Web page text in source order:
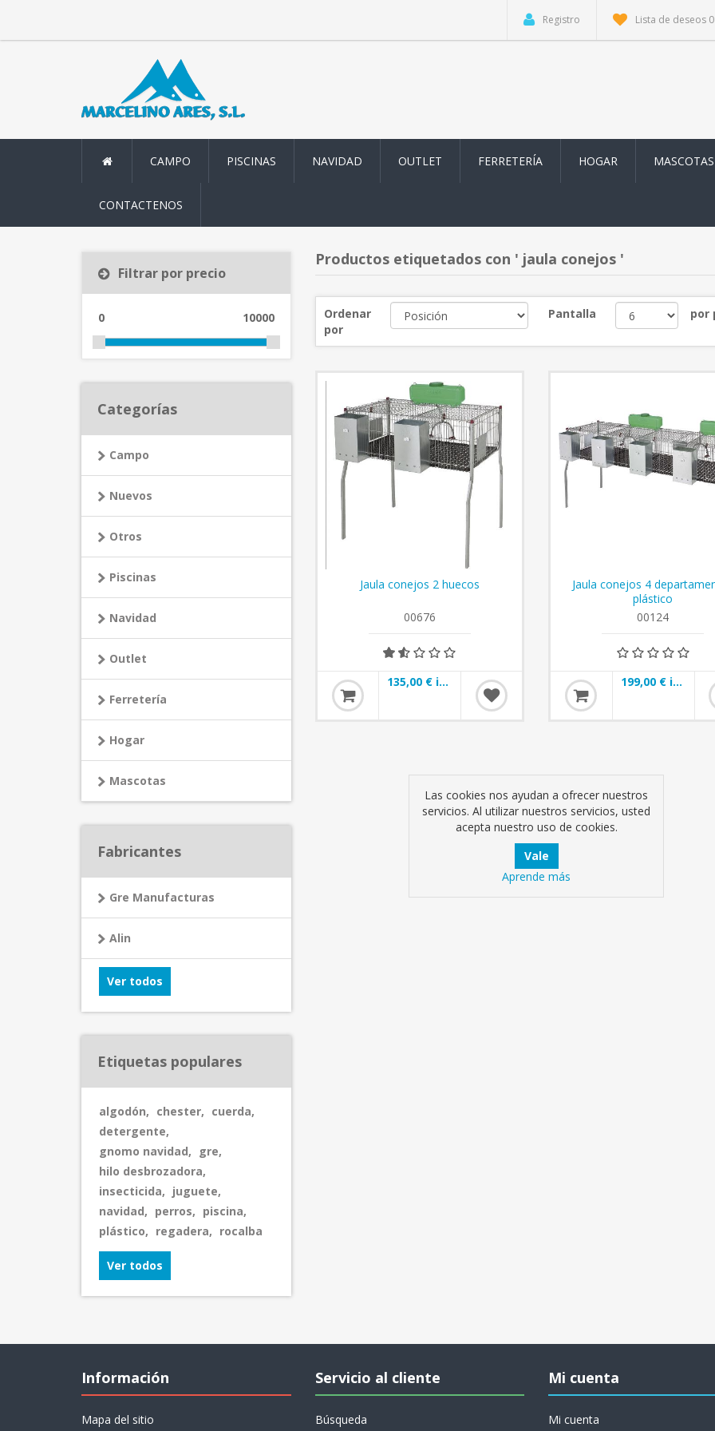
Registro Lista de deseos 0
CAMPO PISCINAS NAVIDAD OUTLET FERRETERÍA HOGAR MASCOTAS
CONTACTENOS
Productos etiquetados con ' jaula conejos '
Ordenar
por
Pantalla por
Jaula conejos 2 huecos
00676
135,00 € incl impuestos
Jaula conejos 4
plástico
00124
199,00 € incl impuestos
Filtrar por precio
0 10000
Categorías
Campo
Nuevos
Otros
Piscinas
Navidad
Outlet
Ferretería
Hogar
Mascotas
Fabricantes
Gre Manufacturas
Alin
Ver todos
Etiquetas populares
algodón, chester, cuerda,
detergente,
gnomo navidad, gre,
hilo desbrozadora,
insecticida, juguete,
navidad, perros, piscina,
plástico, regadera, rocalba
Ver todos
Información
Mapa del sitio
Servicio al cliente
Búsqueda
Mi cuenta
Mi cuenta
Las cookies nos ayudan a ofrecer nuestros
servicios. Al utilizar nuestros servicios, usted
acepta nuestro uso de cookies.
Aprende más